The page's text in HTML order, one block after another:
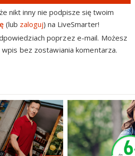
nikt inny nie podpisze się twoim
(lub zaloguj) na LiveSmarter!
poprzez e-mail. Możesz
wpis bez zostawiania komentarza.